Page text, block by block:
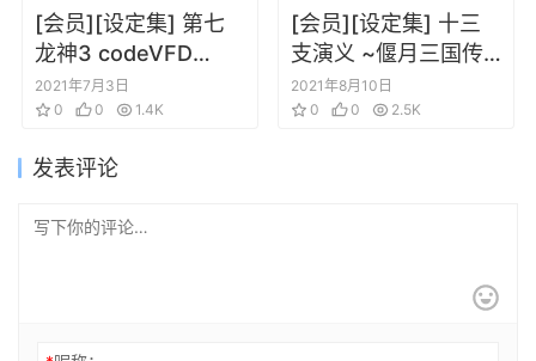
[会员][设定集] 第七
龙神3 codeVFD
VISUAL
COLLECTION
2021年7月3日
0
0 1.4K
[会员][设定集] 十三
支演义 ~偃月三国传~
1、2 两卷设定原画合
集
2021年8月10日
0
0 2.5K
发表评论